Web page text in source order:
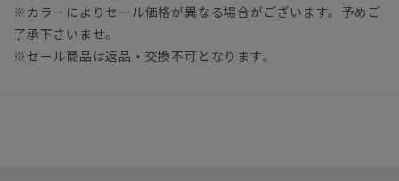
※カラーによりセール価格が異なる場合がございます。予めご
了承下さいませ。
※セール商品は返品・交換不可となります。